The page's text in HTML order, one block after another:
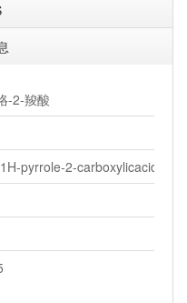
-2-羧酸
pyrrole-2-carboxylicacid